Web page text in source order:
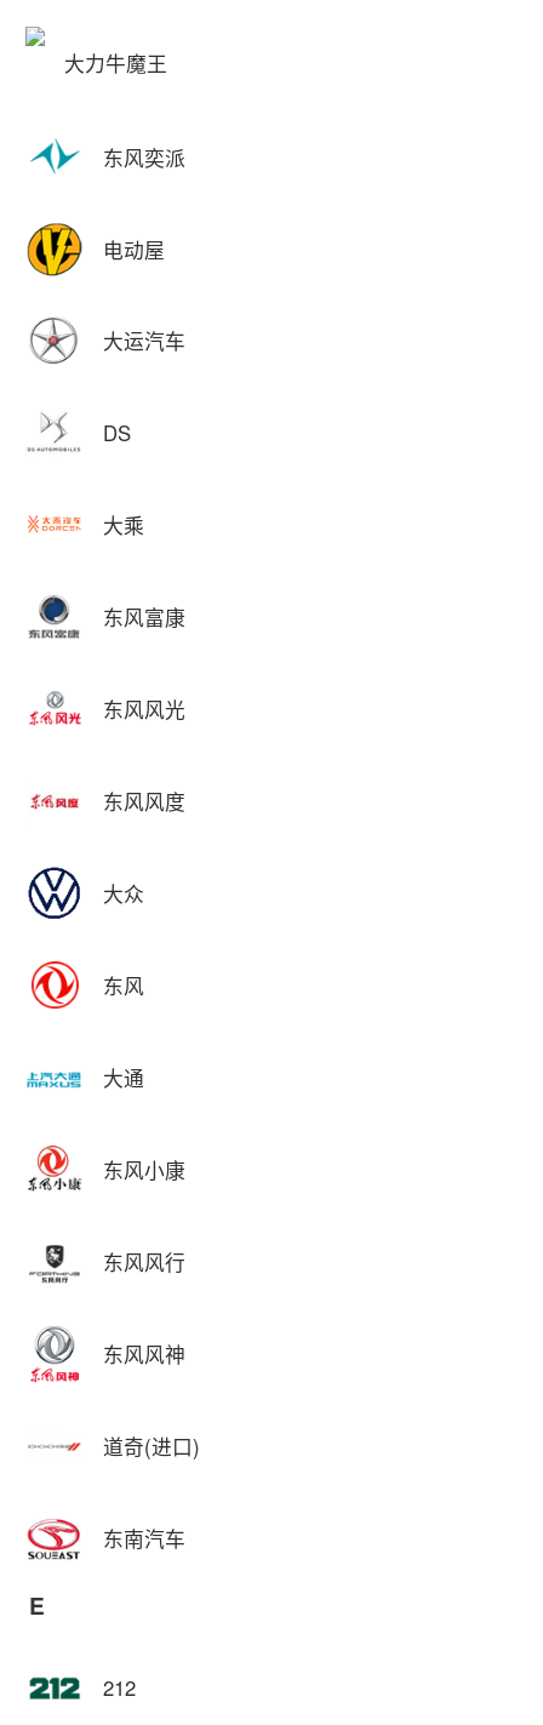
大力牛魔王
东风奕派
电动屋
大运汽车
DS
大乘
东风富康
东风风光
东风风度
大众
东风
大通
东风小康
东风风行
东风风神
道奇(进口)
东南汽车
E
212